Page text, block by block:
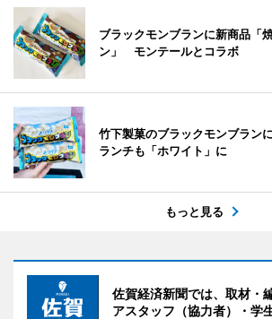
ブラックモンブランに新商品「
ン」 モンテールとコラボ
竹下製菓のブラックモンブラン
ランチも「ホワイト」に
もっと見る
佐賀経済新聞では、取材・
アスタッフ（協力者）・学